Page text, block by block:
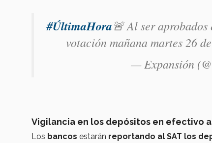
#ÚltimaHora🚨 Al ser
votación mañana martes 26
— Expansión
Vigilancia en los depósitos en efectivo
Los bancos estarán reportando al SAT los